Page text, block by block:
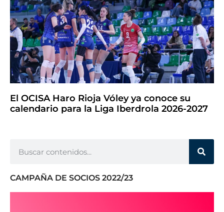
El OCISA Haro Rioja Vóley ya conoce su
calendario para la Liga Iberdrola 2026-2027
CAMPAÑA DE SOCIOS 2022/23